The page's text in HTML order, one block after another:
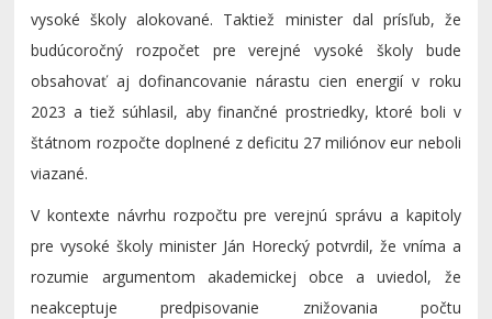
vysoké školy alokované. Taktiež minister dal prísľub, že
budúcoročný rozpočet pre verejné vysoké školy bude
obsahovať aj dofinancovanie nárastu cien energií v roku
2023 a tiež súhlasil, aby finančné prostriedky, ktoré boli v
štátnom rozpočte doplnené z deficitu 27 miliónov eur neboli
viazané.
V kontexte návrhu rozpočtu pre verejnú správu a kapitoly
pre vysoké školy minister Ján Horecký potvrdil, že vníma a
rozumie argumentom akademickej obce a uviedol, že
neakceptuje predpisovanie znižovania počtu